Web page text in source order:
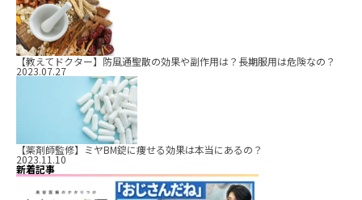
【教えてドクター】防風通聖散の効果や副作用は？長期服用は危険なの？
2023.07.27
【薬剤師監修】ミヤBM錠に痩せる効果は本当にあるの？
2023.11.10
新着記事